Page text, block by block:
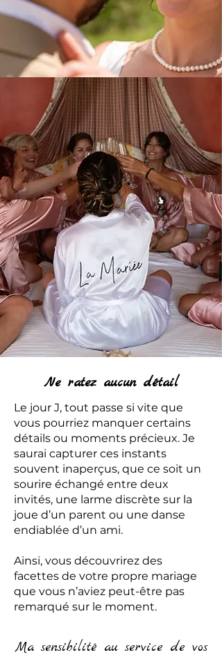
Ne ratez aucun détail
Le jour J, tout passe si vite que
vous pourriez manquer certains
détails ou moments précieux. Je
saurai capturer ces instants
souvent inaperçus, que ce soit un
sourire échangé entre deux
invités, une larme discrète sur la
joue d’un parent ou une danse
endiablée d’un ami.
Ainsi, vous découvrirez des
facettes de votre propre mariage
que vous n’aviez peut-être pas
remarqué sur le moment.
Ma sensibilité au service de vos